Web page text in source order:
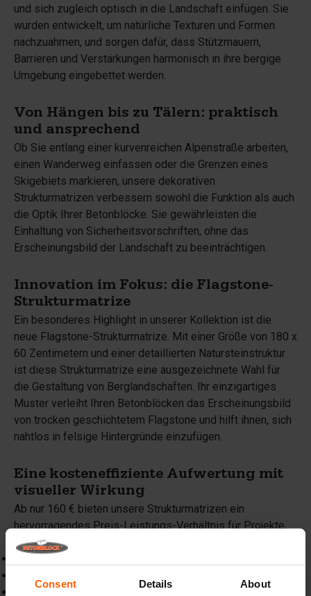
Consent Details About
und sich zugleich optisch in die Landschaft einfügen. Sie
wurden entwickelt, um natürliche Texturen und Formen
nachzuahmen, und sorgen dafür, dass Stützmauern,
Barrieren und Verstärkungen harmonisch in ihre bergige
Umgebung eingebettet werden.
Von Hängen bis zu Tälern: praktisch
und ansprechend
Ob Sie entlang einer kurvenreichen Alpenstraße arbeiten,
einen Wanderweg einfassen oder die Grenzen eines
Skigebiets markieren, unsere dekorativen
Strukturmatrizen verbessern sowohl die Funktion als auch
die Optik Ihrer Betonblöcke. Sie gewährleisten die
Einhaltung von Sicherheitsvorschriften, ohne das
Erscheinungsbild der Landschaft zu beeinträchtigen.
Innovation im Fokus: die Flagstone-
Strukturmatrize
Ein besonderes Highlight in unserer Kollektion ist die
neue Flagstone-Strukturmatrize. Mit einer Größe von 180 x
60 Zentimetern und einer detaillierten Natursteinstruktur
ist diese Strukturmatrize eine ausgezeichnete Wahl für
die Gestaltung von Berglandschaften. Ihr einzigartiges
Muster verleiht Ihren Betonblöcken das Erscheinungsbild
von trocken geschichtetem Flagstone und hilft ihnen, sich
nahtlos in felsige Hintergründe einzufügen.
Eine kosteneffiziente Aufwertung mit
visueller Wirkung
Ab nur 160 € bieten unsere Strukturmatrizen ein
hervorragendes Preis-Leistungs-Verhältnis für Projekte,
die Funktion und Design verbinden. Vorteile sind:
Hochwertiger, langlebiger ABS-Kunststoff
Vollständige Kompatibilität mit Betonblock®-Betonformen